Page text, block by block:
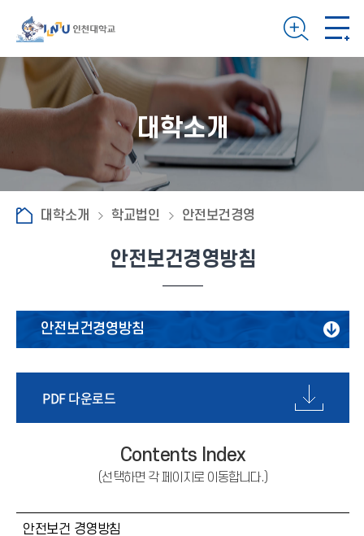
대학소개
대학소개 학교법인 안전보건경영
안전보건경영방침
안전보건경영방침
비전 및 추진체계
안전보건현황판
안전신문고
PDF 다운로드
Contents Index
(선택하면 각 페이지로 이동합니다.)
안전보건 경영방침